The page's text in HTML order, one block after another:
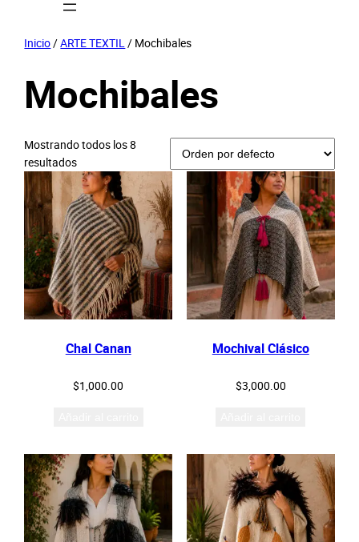
Inicio/ARTE TEXTIL/ Mochibales
Mochibales
Mostrando todos los 8
resultados
Chal Canan
$1,000.00
Mochival Clásico
$3,000.00